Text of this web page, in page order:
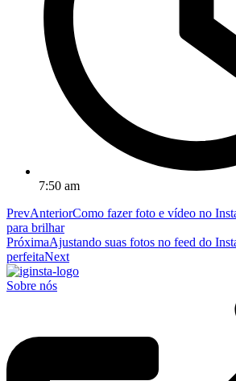
7:50 am
PrevAnteriorComo fazer foto e vídeo no
para brilhar
PróximaAjustando suas fotos no feed do
perfeitaNext
Sobre nós